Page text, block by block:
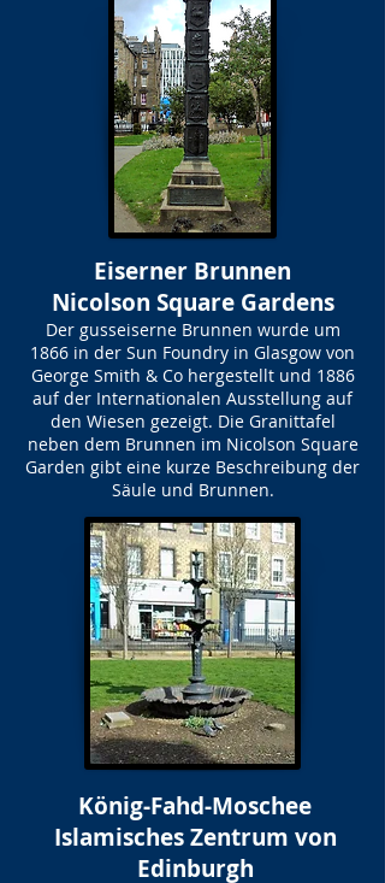
Eiserner Brunnen
Nicolson Square Gardens
Der gusseiserne Brunnen wurde um
1866 in der Sun Foundry in Glasgow von
George Smith & Co hergestellt und 1886
auf der Internationalen Ausstellung auf
den Wiesen gezeigt. Die Granittafel
neben dem Brunnen im Nicolson Square
Garden gibt eine kurze Beschreibung der
Säule und Brunnen.
König-Fahd-Moschee
Islamisches Zentrum von
Edinburgh